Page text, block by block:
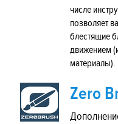
числе
позволяет
блестящие
движением
материалы).
Zero